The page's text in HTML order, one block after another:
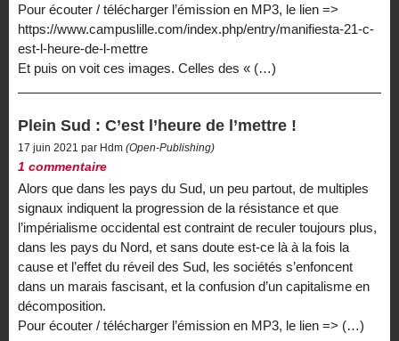
Pour écouter / télécharger l’émission en MP3, le lien =>
https://www.campuslille.com/index.php/entry/manifiesta-21-c-
est-l-heure-de-l-mettre
Et puis on voit ces images. Celles des « (…)
Plein Sud : C’est l’heure de l’mettre !
17 juin 2021 par Hdm (Open-Publishing)
1 commentaire
Alors que dans les pays du Sud, un peu partout, de multiples
signaux indiquent la progression de la résistance et que
l’impérialisme occidental est contraint de reculer toujours plus,
dans les pays du Nord, et sans doute est-ce là à la fois la
cause et l’effet du réveil des Sud, les sociétés s’enfoncent
dans un marais fascisant, et la confusion d’un capitalisme en
décomposition.
Pour écouter / télécharger l’émission en MP3, le lien => (…)